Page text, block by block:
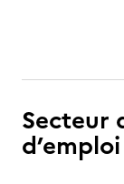
Secteur
d’emploi